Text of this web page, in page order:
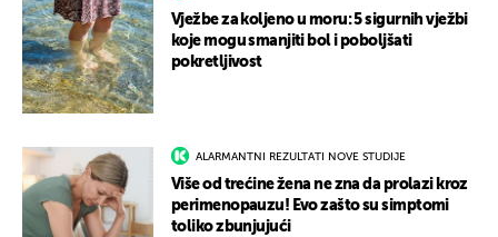
Vježbe za koljeno u moru: 5 sigurnih vježbi
koje mogu smanjiti bol i poboljšati
pokretljivost
ALARMANTNI REZULTATI NOVE STUDIJE
Više od trećine žena ne zna da prolazi kroz
perimenopauzu! Evo zašto su simptomi
toliko zbunjujući